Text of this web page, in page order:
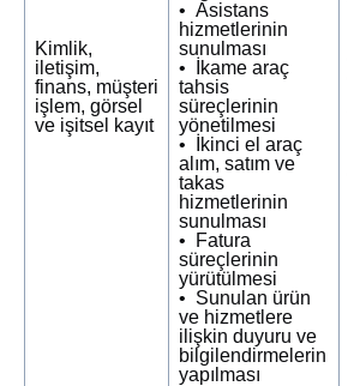
Kimlik,
iletişim,
finans, müşteri
işlem, görsel
ve işitsel kayıt
• Asistans
hizmetlerinin
sunulması
• İkame araç
tahsis
süreçlerinin
yönetilmesi
• İkinci el araç
alım, satım ve
takas
hizmetlerinin
sunulması
• Fatura
süreçlerinin
yürütülmesi
• Sunulan ürün
ve hizmetlere
ilişkin duyuru ve
bilgilendirmelerin
yapılması